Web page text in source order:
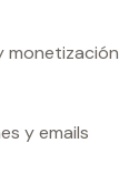
monetización
y emails